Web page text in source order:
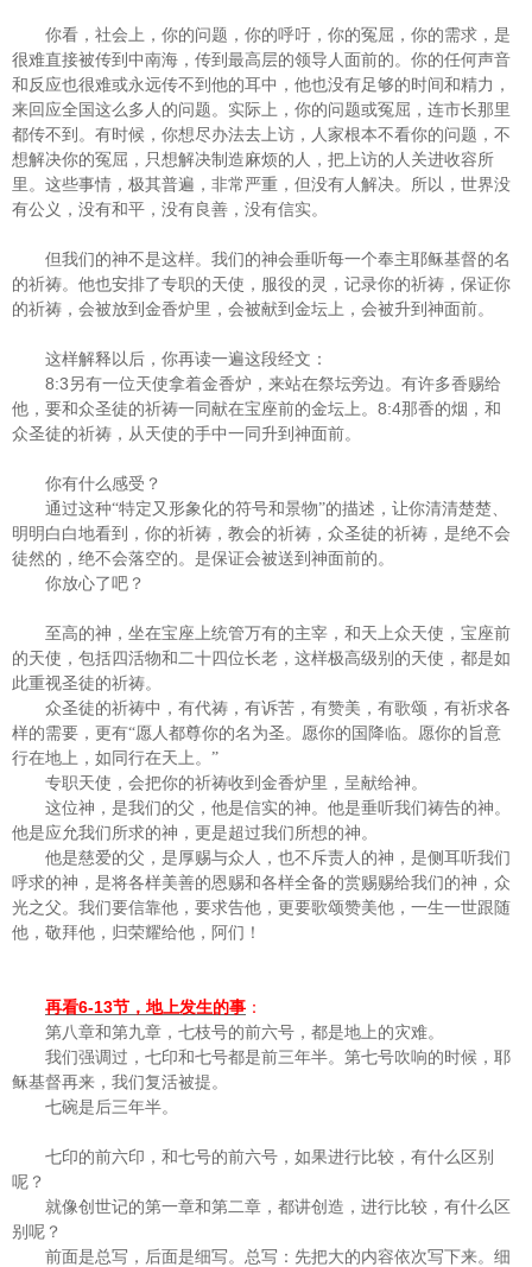
你看，社会上，你的问题，你的呼吁，你的冤屈，你的需求，是
很难直接被传到中南海，传到最高层的领导人面前的。你的任何声音
和反应也很难或永远传不到他的耳中，他也没有足够的时间和精力，
来回应全国这么多人的问题。实际上，你的问题或冤屈，连市长那里
都传不到。有时候，你想尽办法去上访，人家根本不看你的问题，不
想解决你的冤屈，只想解决制造麻烦的人，把上访的人关进收容所
里。这些事情，极其普遍，非常严重，但没有人解决。所以，世界没
有公义，没有和平，没有良善，没有信实。
但我们的神不是这样。我们的神会垂听每一个奉主耶稣基督的名
的祈祷。他也安排了专职的天使，服役的灵，记录你的祈祷，保证你
的祈祷，会被放到金香炉里，会被献到金坛上，会被升到神面前。
这样解释以后，你再读一遍这段经文：
8:3 另有一位天使拿着金香炉，来站在祭坛旁边。有许多香赐给
他，要和众圣徒的祈祷一同献在宝座前的金坛上。 8:4那香的烟，和
众圣徒的祈祷，从天使的手中一同升到神面前。
你有什么感受？
通过这种“特定又形象化的符号和景物”的描述，让你清清楚楚、
明明白白地看到，你的祈祷，教会的祈祷，众圣徒的祈祷，是绝不会
徒然的，绝不会落空的。是保证会被送到神面前的。
你放心了吧？
至高的神，坐在宝座上统管万有的主宰，和天上众天使，宝座前
的天使，包括四活物和二十四位长老，这样极高级别的天使，都是如
此重视圣徒的祈祷。
众圣徒的祈祷中，有代祷，有诉苦，有赞美，有歌颂，有祈求各
样的需要，更有“愿人都尊你的名为圣。愿你的国降临。愿你的旨意
行在地上，如同行在天上。”
专职天使，会把你的祈祷收到金香炉里，呈献给神。
这位神，是我们的父，他是信实的神。他是垂听我们祷告的神。
他是应允我们所求的神，更是超过我们所想的神。
他是慈爱的父，是厚赐与众人，也不斥责人的神，是侧耳听我们
呼求的神，是将各样美善的恩赐和各样全备的赏赐赐给我们的神，众
光之父。我们要信靠他，要求告他，更要歌颂赞美他，一生一世跟随
他，敬拜他，归荣耀给他，阿们！
再看6-13节，地上发生的事 ：
第八章和第九章，七枝号的前六号，都是地上的灾难。
我们强调过，七印和七号都是前三年半。第七号吹响的时候，耶
稣基督再来，我们复活被提。
七碗是后三年半。
七印的前六印，和七号的前六号，如果进行比较，有什么区别
呢？
就像创世记的第一章和第二章，都讲创造，进行比较，有什么区
别呢？
前面是总写，后面是细写。总写：先把大的内容依次写下来。细